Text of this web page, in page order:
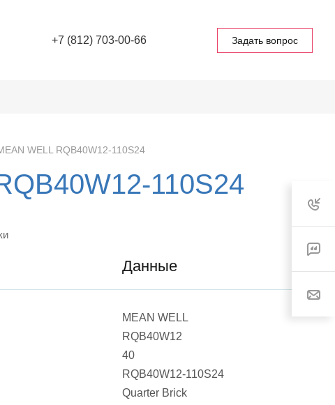
+7 (812) 703-00-66 Задать вопрос
WELL RQB40W12-110S24
110S24
Данные
MEAN WELL
RQB40W12
40
RQB40W12-110S24
Quarter Brick